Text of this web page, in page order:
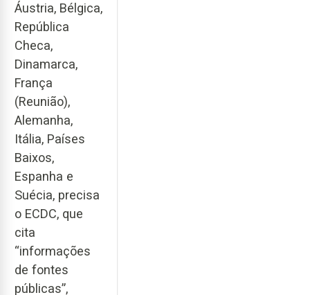
Áustria, Bélgica,
República
Checa,
Dinamarca,
França
(Reunião),
Alemanha,
Itália, Países
Baixos,
Espanha e
Suécia, precisa
o ECDC, que
cita
“informações
de fontes
públicas”,